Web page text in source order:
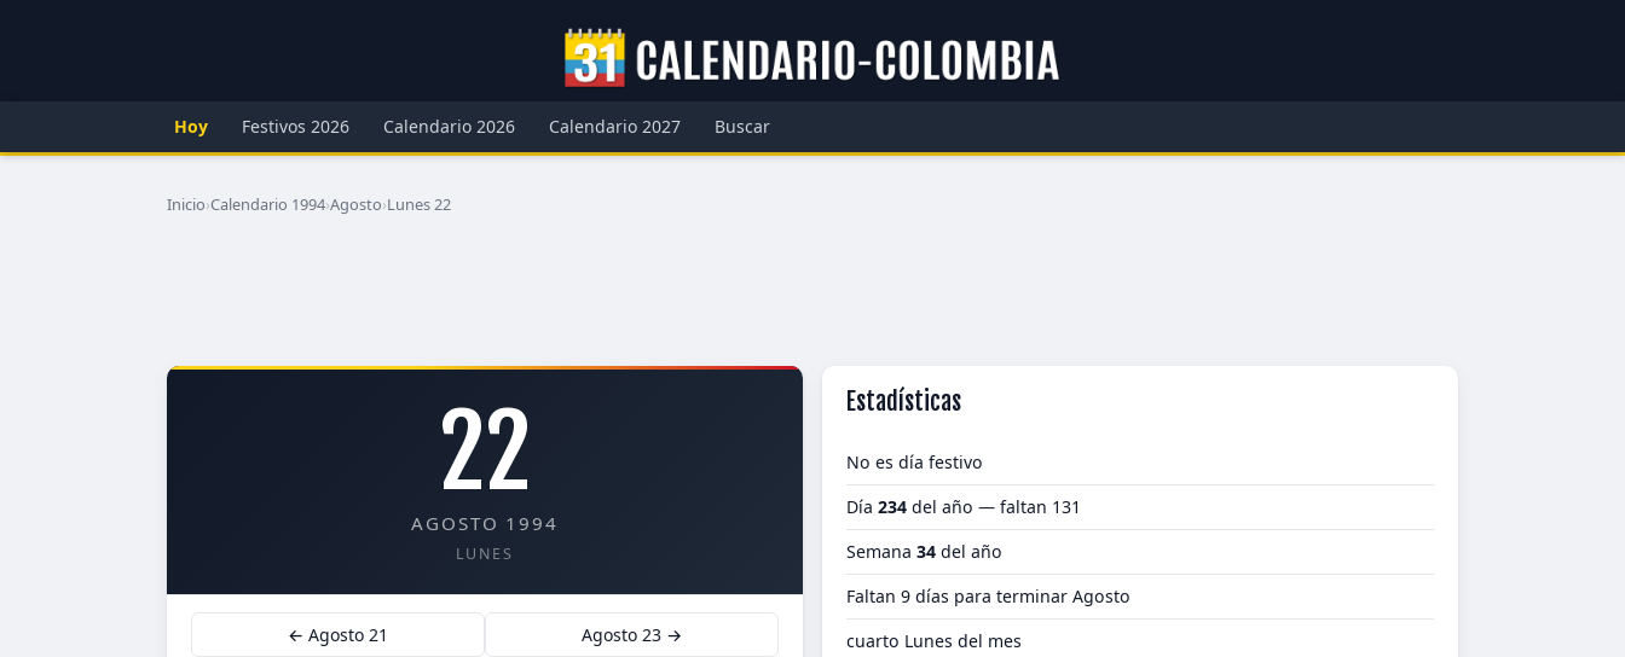
Hoy Festivos 2026 Calendario 2026 Calendario 2027 Buscar
Inicio›Calendario 1994›Agosto›Lunes 22
22
AGOSTO 1994
LUNES
← Agosto 21 Agosto 23 →
Estadísticas
No es día festivo
Día 234 del año — faltan 131
Semana 34 del año
Faltan 9 días para terminar Agosto
cuarto Lunes del mes